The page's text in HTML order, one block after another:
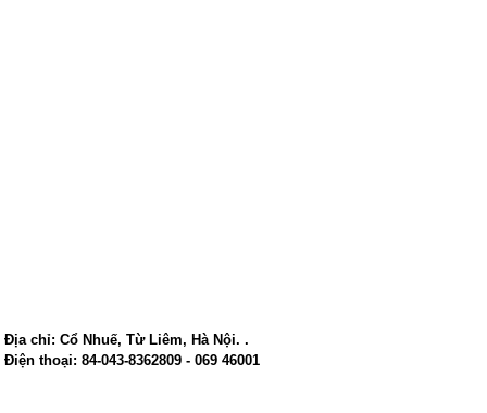
Địa chỉ:Cổ Nhuế,Từ Liêm, Hà Nội..
Điện thoại:84-043-8362809 - 069 46001